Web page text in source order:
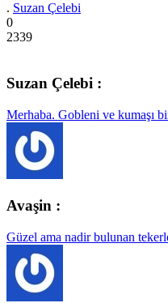
. Suzan Çelebi
0
2339
Suzan Çelebi :
Merhaba. Gobleni ve kumaşı
Avaşin :
Güzel ama nadir bulunan